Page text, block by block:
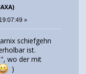
»
schiefgehn
ist.
wo der mit
)